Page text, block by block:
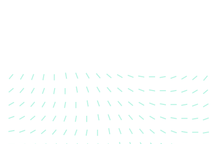
Unsere exakte